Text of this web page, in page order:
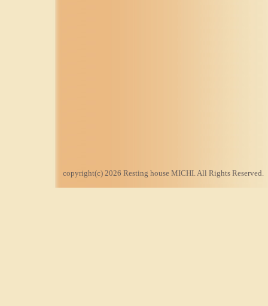
copyright(c) 2026 Resting house MICHI. All Rights Reserved.